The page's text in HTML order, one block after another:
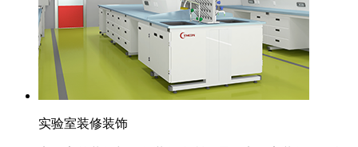
实验室装修装饰